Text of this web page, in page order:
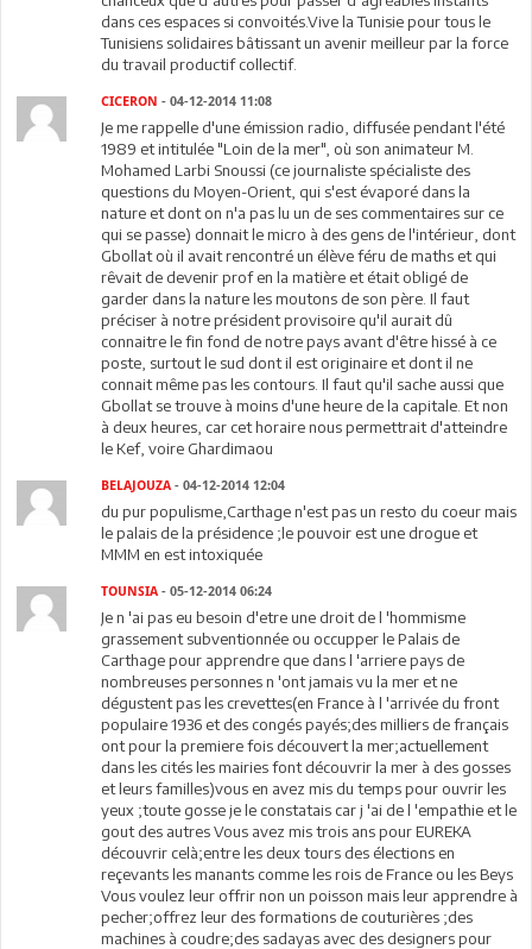
dans ces espaces si convoités.Vive la Tunisie pour tous le
Tunisiens solidaires bâtissant un avenir meilleur par la force
du travail productif collectif.
CICERON - 04-12-2014 11:08
Je me rappelle d'une émission radio, diffusée pendant l'été
1989 et intitulée "Loin de la mer", où son animateur M.
Mohamed Larbi Snoussi (ce journaliste spécialiste des
questions du Moyen-Orient, qui s'est évaporé dans la
nature et dont on n'a pas lu un de ses commentaires sur ce
qui se passe) donnait le micro à des gens de l'intérieur, dont
Gbollat où il avait rencontré un élève féru de maths et qui
rêvait de devenir prof en la matière et était obligé de
garder dans la nature les moutons de son père. Il faut
préciser à notre président provisoire qu'il aurait dû
connaitre le fin fond de notre pays avant d'être hissé à ce
poste, surtout le sud dont il est originaire et dont il ne
connait même pas les contours. Il faut qu'il sache aussi que
Gbollat se trouve à moins d'une heure de la capitale. Et non
à deux heures, car cet horaire nous permettrait d'atteindre
le Kef, voire Ghardimaou
BELAJOUZA - 04-12-2014 12:04
du pur populisme,Carthage n'est pas un resto du coeur mais
le palais de la présidence ;le pouvoir est une drogue et
MMM en est intoxiquée
TOUNSIA - 05-12-2014 06:24
Je n 'ai pas eu besoin d'etre une droit de l 'hommisme
grassement subventionnée ou occupper le Palais de
Carthage pour apprendre que dans l 'arriere pays de
nombreuses personnes n 'ont jamais vu la mer et ne
dégustent pas les crevettes(en France à l 'arrivée du front
populaire 1936 et des congés payés;des milliers de français
ont pour la premiere fois découvert la mer;actuellement
dans les cités les mairies font découvrir la mer à des gosses
et leurs familles)vous en avez mis du temps pour ouvrir les
yeux ;toute gosse je le constatais car j 'ai de l 'empathie et le
gout des autres Vous avez mis trois ans pour EUREKA
découvrir celà;entre les deux tours des élections en
reçevants les manants comme les rois de France ou les Beys
Vous voulez leur offrir non un poisson mais leur apprendre à
pecher;offrez leur des formations de couturières ;des
machines à coudre;des sadayas avec des designers pour